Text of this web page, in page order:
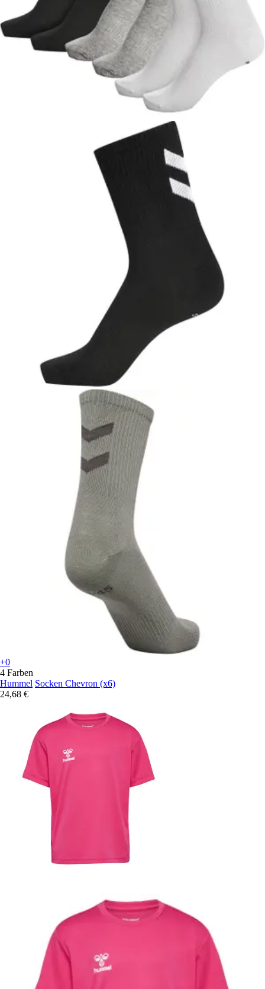
+0
4 Farben
Hummel Socken Chevron (x6)
24,68 €